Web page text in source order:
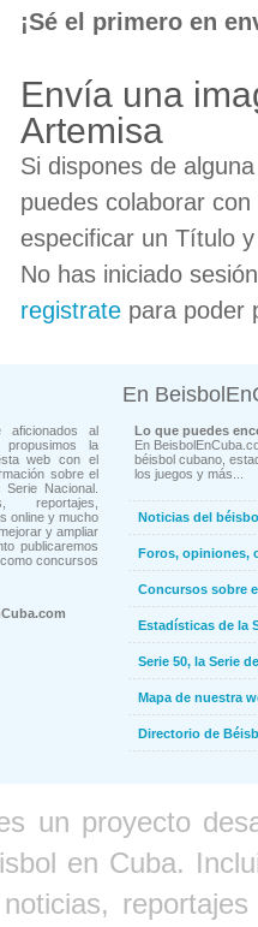
¡Sé el primero en
Envía una
Artemisa
Si dispones de
puedes colaborar
especificar un Título
No has iniciado
registrate para poder
aficionados al
la
web con el
sobre el
Nacional.
reportajes,
online y mucho
y ampliar
publicaremos
concursos
En
Lo que puedes
En
béisbol cubano,
los juegos y más...
Noticias del
Foros, opiniones,
Concursos sobre
Estadísticas de la
Serie 50, la Serie
Mapa de nuestra
Directorio de
un proyecto
en Cuba.